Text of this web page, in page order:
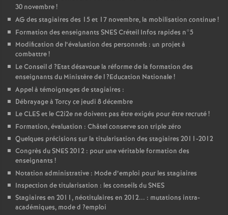
30 novembre!
AG des stagiaires des 15 et 17 novembre, la mobilisation continue!
Formation des enseignants SNESCréteil Infos rapides n°5
Modification de l’évaluation des personnels : un projet à
combattre!
Le Conseil d ?Etat désavoue la réforme de la formation des
enseignants du Ministère de l?Education Nationale!
Appel à témoignages de stagiaires :
Débrayage à Torcy ce jeudi 8 décembre
LeCLESet le C2i2e ne doivent pas être exigés pour être recruté!
Formation, évaluation : Châtel conserve son triple zéro
Quelques précisions sur la titularisation des stagiaires 2011-2012
Congrès duSNES2012 : pour une véritable formation des
enseignants !
Notation administrative : Mode d’emploi pour les stagiaires
Inspection de titularisation : les conseils duSNES
Stagiaires en 2011, néotitulaires en 2012... : mutations intra-
académiques, mode d ?emploi